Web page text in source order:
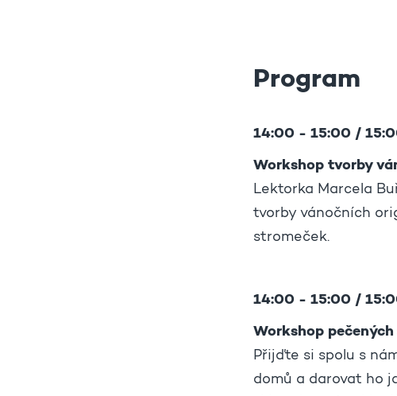
Program
14:00 - 15:00 /
Workshop tvorby
Lektorka Marcela
tvorby vánočních
stromeček.
14:00 - 15:00 /
Workshop pečených
Přijďte si spolu s
domů a darovat ho